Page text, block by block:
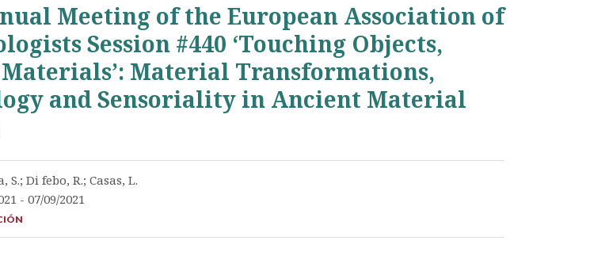
Meeting of the European Association of
Session #440 ‘Touching Objects,
Material Transformations,
and Sensoriality in Ancient Material
S.; Di febo, R.; Casas, L.
- 07/09/2021